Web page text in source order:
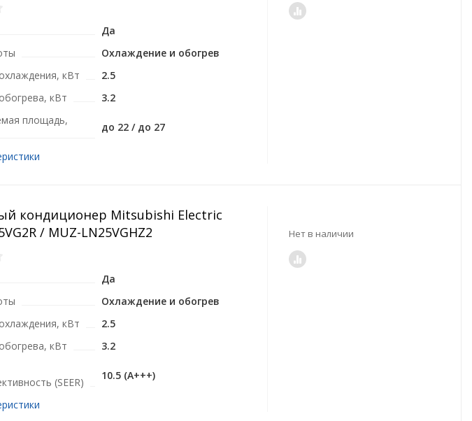
Да
Охлаждение и обогрев
кВт
2.5
кВт
3.2
площадь,
до 22 / до 27
кондиционер Mitsubishi Electric
/ MUZ-LN25VGHZ2
Да
Охлаждение и обогрев
кВт
2.5
кВт
3.2
(SEER)
10.5 (A+++)
Нет в наличии